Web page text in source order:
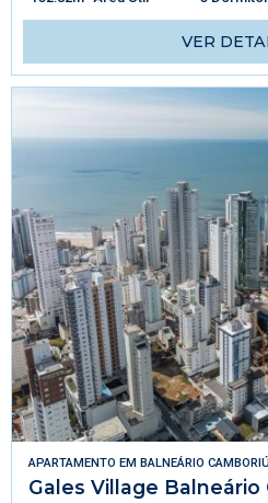
VER
APARTAMENTO EM BALNEÁRIO CAMBORIÚ
Gales Village Balneário